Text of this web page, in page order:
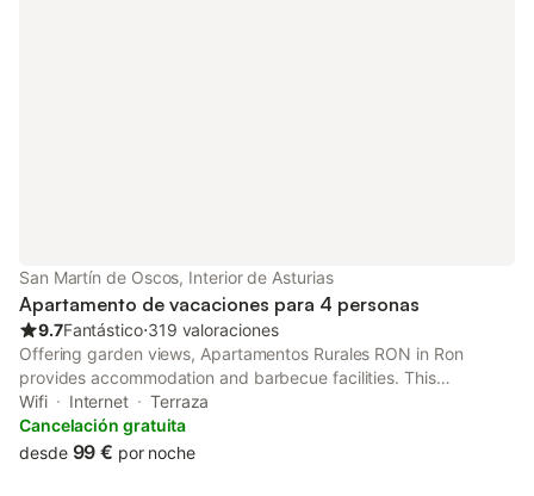
San Martín de Oscos, Interior de Asturias
Apartamento de vacaciones para 4 personas
9.7Fantástico⋅319 valoraciones
Offering garden views, Apartamentos Rurales RON in Ron
provides accommodation and barbecue facilities. This
apartment offers free private parking, a 24-hour front desk and
free WiFi.
Wifi Internet
Terraza
Cancelación gratuita
desde 99 € por noche